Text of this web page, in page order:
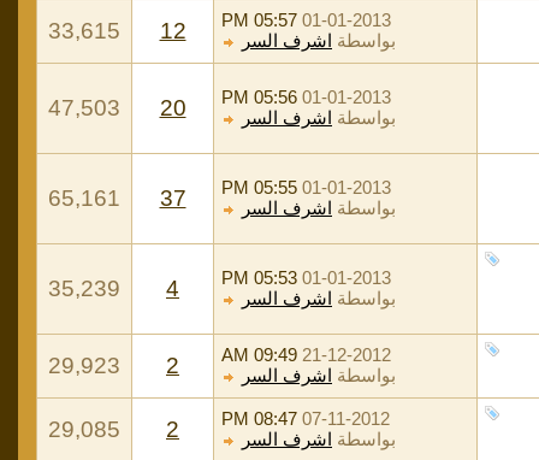
01-01-2013
05:57 PM
بواسطة اشرف السر 12
33,615
01-01-2013
05:56 PM
بواسطة اشرف السر 20
47,503
01-01-2013
05:55 PM
بواسطة اشرف السر 37
65,161
01-01-2013
05:53 PM
بواسطة اشرف السر 4
35,239
21-12-2012
09:49 AM
بواسطة اشرف السر 2
29,923
07-11-2012
08:47 PM
بواسطة اشرف السر 2
29,085